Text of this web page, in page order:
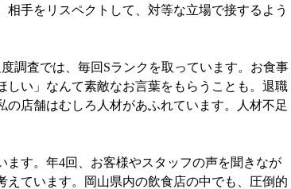
手をリスペクトして、対等な立場で接するよう
調査では、毎回Sランクを取っています。お食事
い」なんて素敵なお言葉をもらうことも。退職
店舗はむしろ人材があふれています。人材不足
す。年4回、お客様やスタッフの声を聞きなが
ています。岡山県内の飲食店の中でも、圧倒的